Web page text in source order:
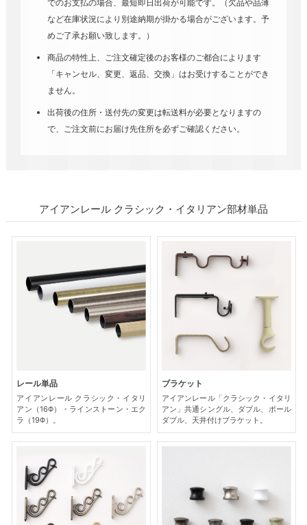
でのお支払の場合、最短即日出荷が可能です。（欠品や品薄
など在庫状況により別途納期が掛かる場合がございます。予
めご了承お願い致します。）
商品の特性上、ご注文確定後のお客様のご都合によります
「キャンセル、変更、返品、交換」はお受けすることができ
ません。
出荷後の住所・送付先の変更は転送料が必要となりますの
で、ご注文前にお届け先住所を必ずご確認ください。
アイアンレール クラシック・イタリアン部材単品
レール単品
アイアンレール クラシック・イタリ
アン（16Φ）・ラインストーン・エク
ラ（19Φ）。
ブラケット
アイアンレール「クラシック・イタリ
アン」共通シングル、ダブル、ポール
ダブル、天井付けブラケット。